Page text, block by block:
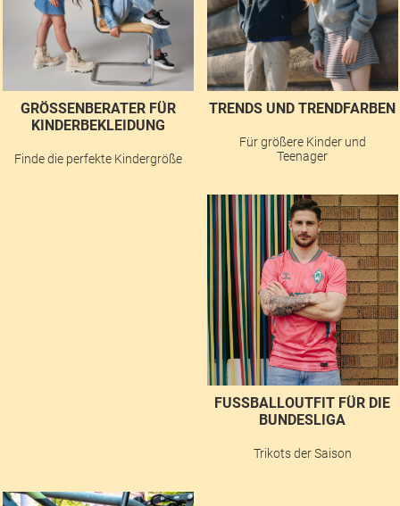
GRÖSSENBERATER FÜR K
INDERBEKLEIDUNG
Finde die perfekte Kindergröße
TRENDS UND TRENDFARBEN
Für größere Kinder und
Teenager
FUSSBALLOUTFIT FÜR DIE B
UNDESLIGA
Trikots der Saison